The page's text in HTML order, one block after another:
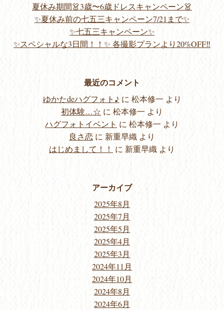
夏休み期間👗3歳〜6歳ドレスキャンペーン👗
✨夏休み前の七五三キャンペーン7/21まで✨
✨七五三キャンペーン✨
✨スペシャルな3日間！！✨ 各撮影プランより20%OFF‼️
最近のコメント
ゆかたdeハグフォト♪ に 松本修一 より
初体験…☆ に 松本修一 より
ハグフォトイベント に 松本修一 より
良さ恋 に 新重早織 より
はじめまして！！ に 新重早織 より
アーカイブ
2025年8月
2025年7月
2025年5月
2025年4月
2025年3月
2024年11月
2024年10月
2024年8月
2024年6月